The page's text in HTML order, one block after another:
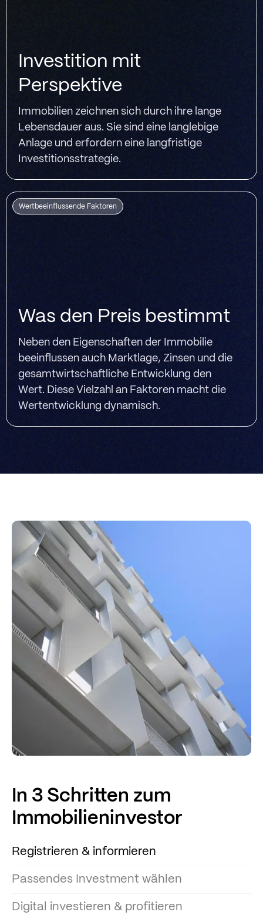
Investition mit
Perspektive
Immobilien zeichnen sich durch ihre lange
Lebensdauer aus. Sie sind eine langlebige
Anlage und erfordern eine langfristige
Investitionsstrategie.
Wertbeeinflussende Faktoren
Was den Preis bestimmt
Neben den Eigenschaften der Immobilie
beeinflussen auch Marktlage, Zinsen und die
gesamtwirtschaftliche Entwicklung den
Wert. Diese Vielzahl an Faktoren macht die
Wertentwicklung dynamisch.
In 3 Schritten zum
Immobilieninvestor
Registrieren & informieren
Passendes Investment wählen
Digital investieren & profitieren